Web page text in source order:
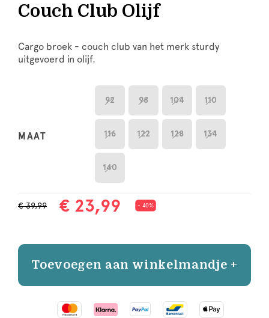
Couch Club Olijf
Cargo broek - couch club van het merk sturdy
uitgevoerd in olijf.
MAAT
92 98 104 110
116 122 128 134
140
€ 39,99 € 23,99 - 40%
Toevoegen aan winkelmandje +